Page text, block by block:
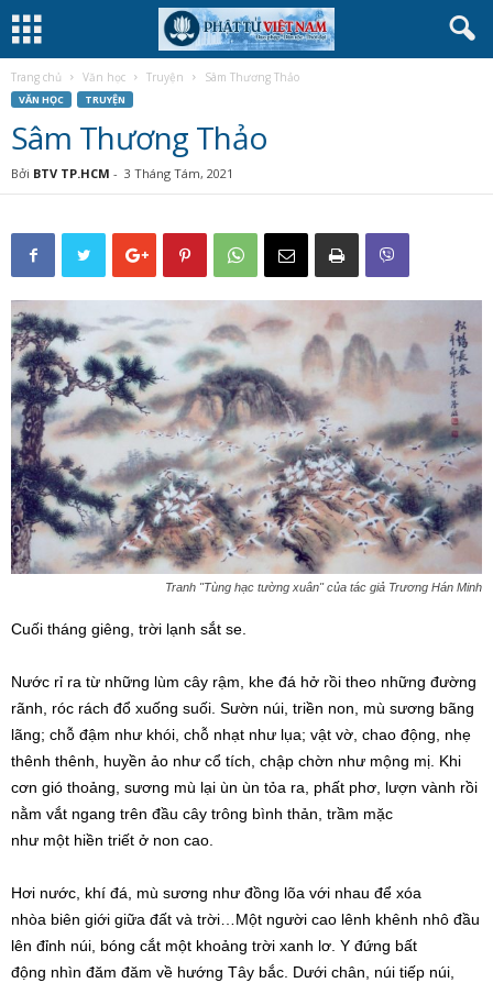
Trang chủ Văn học Truyện Sâm Thương Thảo
VĂN HỌC TRUYỆN
Sâm Thương Thảo
Bởi BTV TP.HCM - 3 Tháng Tám, 2021
Tranh "Tùng hạc tường xuân" của tác giả Trương Hán Minh
Cuối tháng giêng, trời lạnh sắt se.
Nước rỉ ra từ những lùm cây rậm, khe đá hở rồi theo những đường
rãnh, róc rách đổ xuống suối. Sườn núi, triền non, mù sương bãng
lãng; chỗ đậm như khói, chỗ nhạt như lụa; vật vờ, chao động, nhẹ
thênh thênh, huyền ảo như cổ tích, chập chờn như mộng mị. Khi
cơn gió thoảng, sương mù lại ùn ùn tỏa ra, phất phơ, lượn vành rồi
nằm vắt ngang trên đầu cây trông bình thản, trầm mặc
như một hiền triết ở non cao.
Hơi nước, khí đá, mù sương như đồng lõa với nhau để xóa
nhòa biên giới giữa đất và trời…Một người cao lênh khênh nhô đầu
lên đỉnh núi, bóng cắt một khoảng trời xanh lơ. Y đứng bất
động nhìn đăm đăm về hướng Tây bắc. Dưới chân, núi tiếp núi,